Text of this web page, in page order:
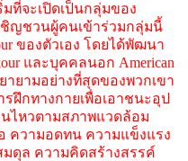
มที่จะเปิดเป็นกลุ่มของ
เชิญชวนผู้คนเข้าร่วมกลุ่มนี้
ของตัวเอง โดยได้พัฒนา
และบุคคลนอก American
ายามอย่างที่สุดของพวกเขา
รฝึกทางกายเพื่อเอาชนะอุป
ไหวตามสภาพแวดล้อม
ความอดทน ความแข็งแรง
ดุล ความคิดสร้างสรรค์